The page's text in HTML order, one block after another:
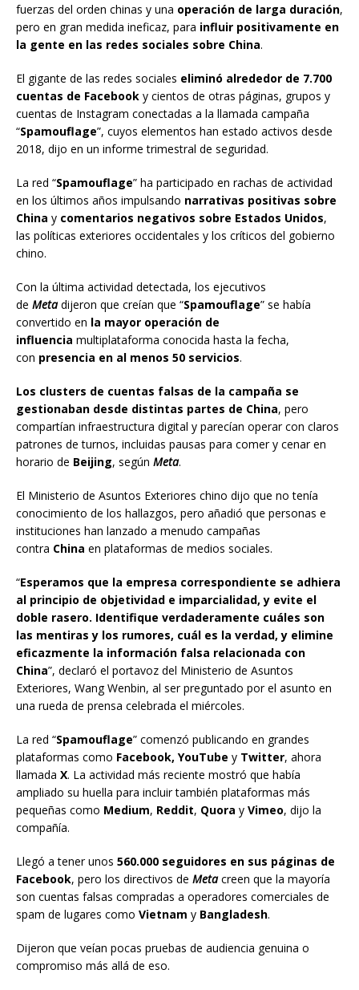
fuerzas del orden chinas y una operación de larga duración,
pero en gran medida ineficaz, para influir positivamente en
la gente en las redes sociales sobre China.
El gigante de las redes sociales eliminó alrededor de 7.700
cuentas de Facebook y cientos de otras páginas, grupos y
cuentas de Instagram conectadas a la llamada campaña
“Spamouflage”, cuyos elementos han estado activos desde
2018, dijo en un informe trimestral de seguridad.
La red “Spamouflage” ha participado en rachas de actividad
en los últimos años impulsando narrativas positivas sobre
China y comentarios negativos sobre Estados Unidos,
las políticas exteriores occidentales y los críticos del gobierno
chino.
Con la última actividad detectada, los ejecutivos
de Metadijeron que creían que “Spamouflage” se había
convertido en la mayor operación de
influencia multiplataforma conocida hasta la fecha,
con presencia en al menos 50 servicios.
Los clusters de cuentas falsas de la campaña se
gestionaban desde distintas partes de China, pero
compartían infraestructura digital y parecían operar con claros
patrones de turnos, incluidas pausas para comer y cenar en
horario de Beijing, según Meta.
El Ministerio de Asuntos Exteriores chino dijo que no tenía
conocimiento de los hallazgos, pero añadió que personas e
instituciones han lanzado a menudo campañas
contra China en plataformas de medios sociales.
“Esperamos que la empresa correspondiente se adhiera
al principio de objetividad e imparcialidad, y evite el
doble rasero. Identifique verdaderamente cuáles son
las mentiras y los rumores, cuál es la verdad, y elimine
eficazmente la información falsa relacionada con
China”, declaró el portavoz del Ministerio de Asuntos
Exteriores, Wang Wenbin, al ser preguntado por el asunto en
una rueda de prensa celebrada el miércoles.
La red “Spamouflage” comenzó publicando en grandes
plataformas como Facebook, YouTube y Twitter, ahora
llamada X. La actividad más reciente mostró que había
ampliado su huella para incluir también plataformas más
pequeñas como Medium, Reddit, Quora y Vimeo, dijo la
compañía.
Llegó a tener unos 560.000 seguidores en sus páginas de
Facebook, pero los directivos de Metacreen que la mayoría
son cuentas falsas compradas a operadores comerciales de
spam de lugares como Vietnam y Bangladesh.
Dijeron que veían pocas pruebas de audiencia genuina o
compromiso más allá de eso.